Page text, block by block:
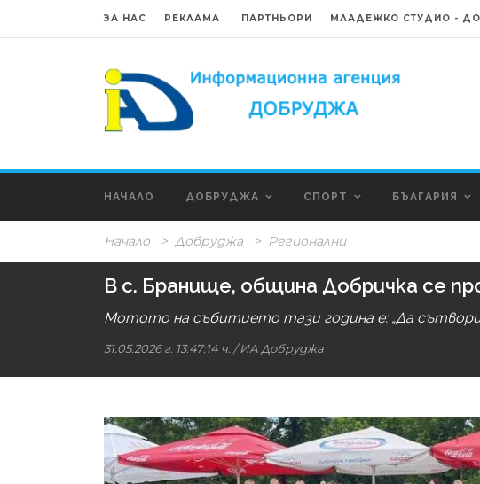
ЗА НАС РЕКЛАМА ПАРТНЬОРИ МЛАДЕЖКО СТУДИО -
НАЧАЛО ДОБРУДЖА СПОРТ БЪЛГАРИЯ
Начало > Добруджа > Регионални
В с. Бранище, община Добричка се
Мотото на събитието тази година е: „Да
31.05.2026 г. 13:47:14 ч. /ИА Добруджа